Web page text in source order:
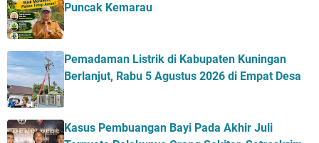
Puncak Kemarau
Pemadaman Listrik di Kabupaten Kuningan
Berlanjut, Rabu 5 Agustus 2026 di Empat Desa
Kasus Pembuangan Bayi Pada Akhir Juli